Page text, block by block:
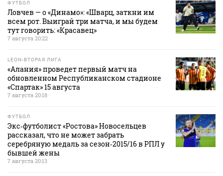
ФУТБОЛ
Ловчев — о «Динамо»: «Шварц, заткни им
всем рот. Выиграй три матча, и мы будем
тут говорить: «Красавец»
7 августа 20:22
LEON-ВТОРАЯ ЛИГА
«Алания» проведет первый матч на
обновленном Республиканском стадионе
«Спартак» 15 августа
7 августа 20:18
ФУТБОЛ
Экс‑футболист «Ростова» Новосельцев
рассказал, что не может забрать
серебряную медаль за сезон‑2015/16 в РПЛ у
бывшей жены
7 августа 20:13